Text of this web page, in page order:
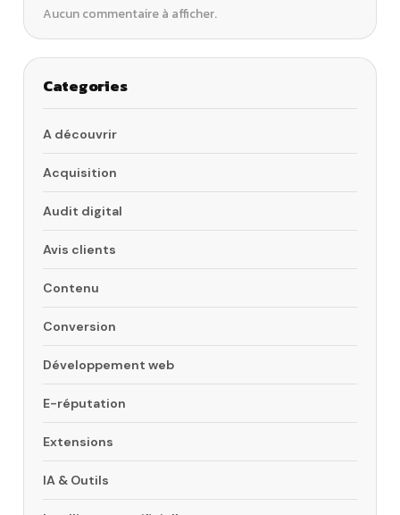
Aucun commentaire à afficher.
Categories
A découvrir
Acquisition
Audit digital
Avis clients
Contenu
Conversion
Développement web
E-réputation
Extensions
IA & Outils